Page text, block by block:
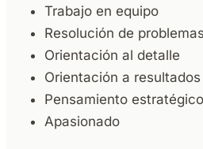
Trabajo en equipo
Resolución de problemas
Orientación al detalle
Orientación a resultados
Pensamiento estratégico
Apasionado